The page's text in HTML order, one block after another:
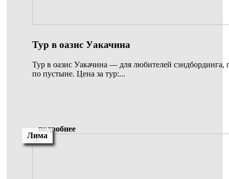
Тур в оазис Уакачина
Тур в оазис Уакачина — для любителей сэндбординга,
по пустыне. Цена за тур:...
подробнее
Лима